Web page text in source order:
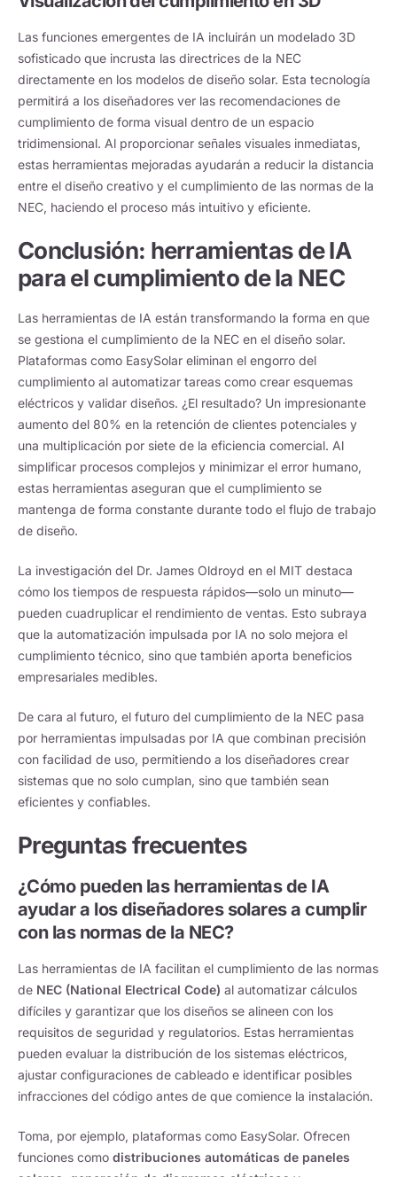
Las funciones emergentes de IA incluirán un modelado 3D
sofisticado que incrusta las directrices de la NEC
directamente en los modelos de diseño solar. Esta tecnología
permitirá a los diseñadores ver las recomendaciones de
cumplimiento de forma visual dentro de un espacio
tridimensional. Al proporcionar señales visuales inmediatas,
estas herramientas mejoradas ayudarán a reducir la distancia
entre el diseño creativo y el cumplimiento de las normas de la
NEC, haciendo el proceso más intuitivo y eficiente.
Conclusión: herramientas de IA
para el cumplimiento de la NEC
Las herramientas de IA están transformando la forma en que
se gestiona el cumplimiento de la NEC en el diseño solar.
Plataformas como EasySolar eliminan el engorro del
cumplimiento al automatizar tareas como crear esquemas
eléctricos y validar diseños. ¿El resultado? Un impresionante
aumento del 80% en la retención de clientes potenciales y
una multiplicación por siete de la eficiencia comercial. Al
simplificar procesos complejos y minimizar el error humano,
estas herramientas aseguran que el cumplimiento se
mantenga de forma constante durante todo el flujo de trabajo
de diseño.
La investigación del Dr. James Oldroyd en el MIT destaca
cómo los tiempos de respuesta rápidos—solo un minuto—
pueden cuadruplicar el rendimiento de ventas. Esto subraya
que la automatización impulsada por IA no solo mejora el
cumplimiento técnico, sino que también aporta beneficios
empresariales medibles.
De cara al futuro, el futuro del cumplimiento de la NEC pasa
por herramientas impulsadas por IA que combinan precisión
con facilidad de uso, permitiendo a los diseñadores crear
sistemas que no solo cumplan, sino que también sean
eficientes y confiables.
Preguntas frecuentes
¿Cómo pueden las herramientas de IA
ayudar a los diseñadores solares a cumplir
con las normas de la NEC?
Las herramientas de IA facilitan el cumplimiento de las normas
de NEC (National Electrical Code) al automatizar cálculos
difíciles y garantizar que los diseños se alineen con los
requisitos de seguridad y regulatorios. Estas herramientas
pueden evaluar la distribución de los sistemas eléctricos,
ajustar configuraciones de cableado e identificar posibles
infracciones del código antes de que comience la instalación.
Toma, por ejemplo, plataformas como EasySolar. Ofrecen
funciones como distribuciones automáticas de paneles